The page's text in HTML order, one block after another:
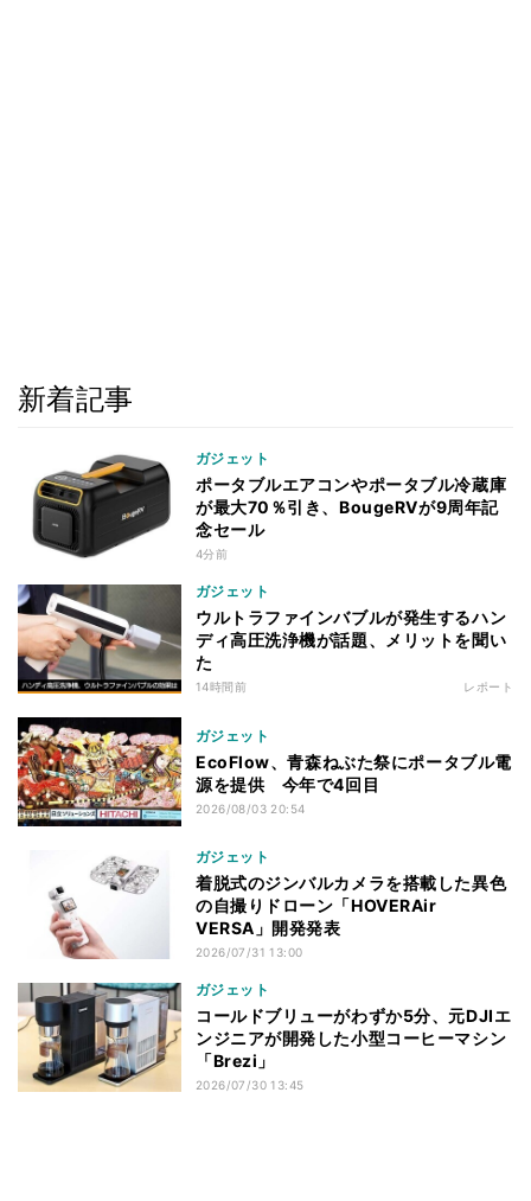
新着記事
ガジェット
ポータブルエアコンやポータブル冷蔵庫
が最大70％引き、BougeRVが9周年記
念セール
4分前
ガジェット
ウルトラファインバブルが発生するハン
ディ高圧洗浄機が話題、メリットを聞い
た
14時間前 レポート
ガジェット
EcoFlow、青森ねぶた祭にポータブル電
源を提供 今年で4回目
2026/08/03 20:54
ガジェット
着脱式のジンバルカメラを搭載した異色
の自撮りドローン「HOVERAir
VERSA」開発発表
2026/07/31 13:00
ガジェット
コールドブリューがわずか5分、元DJIエ
ンジニアが開発した小型コーヒーマシン
「Brezi」
2026/07/30 13:45